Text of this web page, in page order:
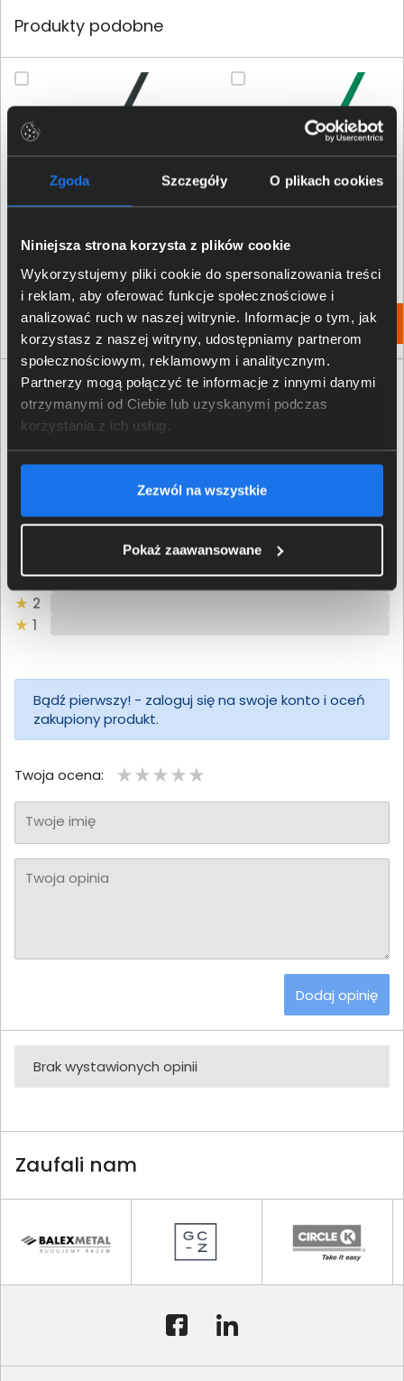
Zgoda Szczegóły O plikach cookies
Niniejsza strona korzysta z plików cookie
Wykorzystujemy pliki cookie do spersonalizowania treści
i reklam, aby oferować funkcje społecznościowe i
analizować ruch w naszej witrynie. Informacje o tym, jak
korzystasz z naszej witryny, udostępniamy partnerom
społecznościowym, reklamowym i analitycznym.
Partnerzy mogą połączyć te informacje z innymi danymi
otrzymanymi od Ciebie lub uzyskanymi podczas
korzystania z ich usług.
Zezwól na wszystkie
Pokaż zaawansowane
Produkty podobne
Patchcord LogiLink CAT 6 UTP
18,00 zł
netto: 14,63 zł
Włóż do torby
19,00 zł
netto: 15,45 zł
Włóż do torby
Opinie o produkcie
0 - ilość opinii o produkcie
3
2
1
Bądź pierwszy! - zaloguj się na swoje konto i oceń
zakupiony produkt.
Twoja ocena:
Twoje imię
Twoja opinia
Dodaj opinię
Brak wystawionych opinii
Zaufali nam